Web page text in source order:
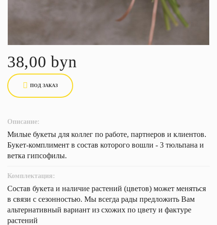
38,00 byn
ПОД ЗАКАЗ
Описание:
Милые букеты для коллег по работе, партнеров и клиентов.
Букет-комплимент в состав которого вошли - 3 тюльпана и
ветка гипсофилы.
Комплектация:
Состав букета и наличие растений (цветов) может меняться
в связи с сезонностью. Мы всегда рады предложить Вам
альтернативный вариант из схожих по цвету и фактуре
растений